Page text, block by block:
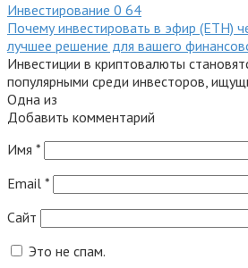
Инвестирование 0 64
Почему инвестировать в эфир (ETH)
лучшее решение для вашего
Инвестиции в криптовалюты
популярными среди инвесторов,
Одна из
Добавить комментарий
Имя *
Email *
Сайт
Это не спам.